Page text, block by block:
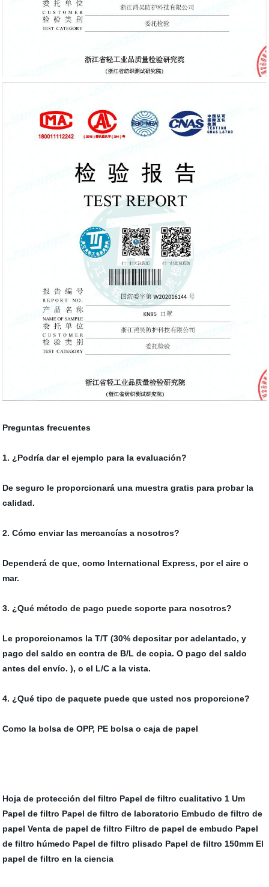
Preguntas frecuentes
1. ¿Podría dar el ejemplo para la evaluación?
De seguro le proporcionará una muestra gratis para probar la
calidad.
2. Cómo enviar las mercancías a nosotros?
Dependerá de que, como International Express, por el aire o
mar.
3. ¿Qué método de pago puede soporte para nosotros?
Le proporcionamos la T/T (30% depositar por adelantado, y
pago del saldo en contra de B/L de copia. O pago del saldo
antes del envío. ), o el L/C a la vista.
4. ¿Qué tipo de paquete puede que usted nos proporcione?
Como la bolsa de OPP, PE bolsa o caja de papel
Hoja de protección del filtro Papel de filtro cualitativo 1 Um
Papel de filtro Papel de filtro de laboratorio Embudo de filtro de
papel Venta de papel de filtro Filtro de papel de embudo Papel
de filtro húmedo Papel de filtro plisado Papel de filtro 150mm El
papel de filtro en la ciencia